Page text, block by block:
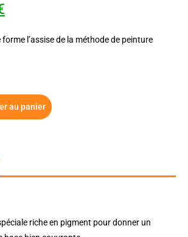
l’assise de la méthode de peinture
au panier
riche en pigment pour donner un